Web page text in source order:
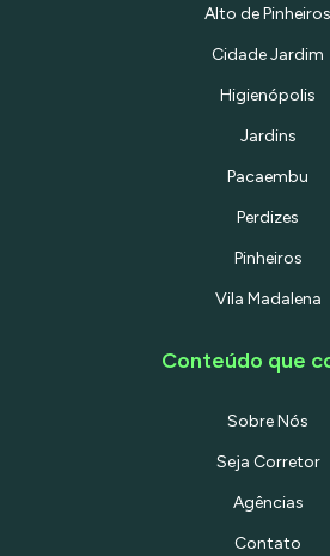
Alto de Pinheiros
Cidade Jardim
Higienópolis
Jardins
Pacaembu
Perdizes
Pinheiros
Vila Madalena
Conteúdo que
Sobre Nós
Seja Corretor
Agências
Contato